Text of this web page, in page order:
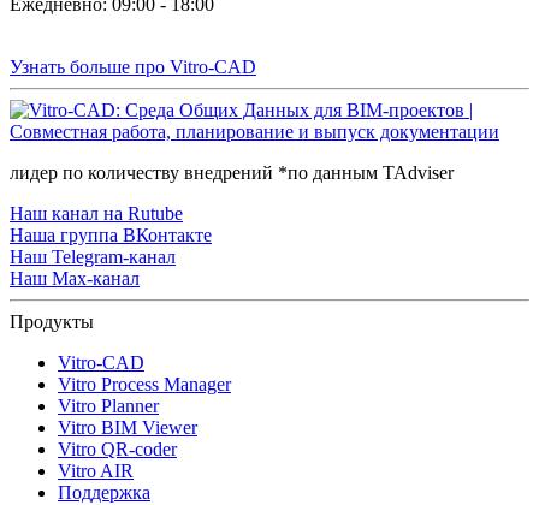
Ежедневно: 09:00 - 18:00
Узнать больше про Vitro-CAD
лидер по количеству внедрений *по данным TAdviser
Наш канал на Rutube
Наша группа ВКонтакте
Наш Telegram-канал
Наш Max-канал
Продукты
Vitro-CAD
Vitro Process Manager
Vitro Planner
Vitro BIM Viewer
Vitro QR-coder
Vitro AIR
Поддержка